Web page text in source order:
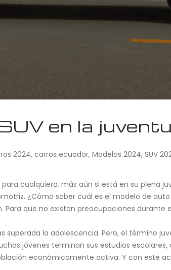
en la
2024, carros ecuador, Modelos 2024, SUV
cualquiera, más aún si está en su plena
¿Cómo saber cuál es el modelo de
Para que no existan preocupaciones
la adolescencia. Pero, el término
jóvenes terminan sus estudios
económicamente activa. Y con este